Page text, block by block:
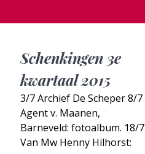
Schenkingen 3e
kwartaal 2015
3/7 Archief De Scheper 8/7
Agent v. Maanen,
Barneveld: fotoalbum. 18/7
Van Mw Henny Hilhorst: